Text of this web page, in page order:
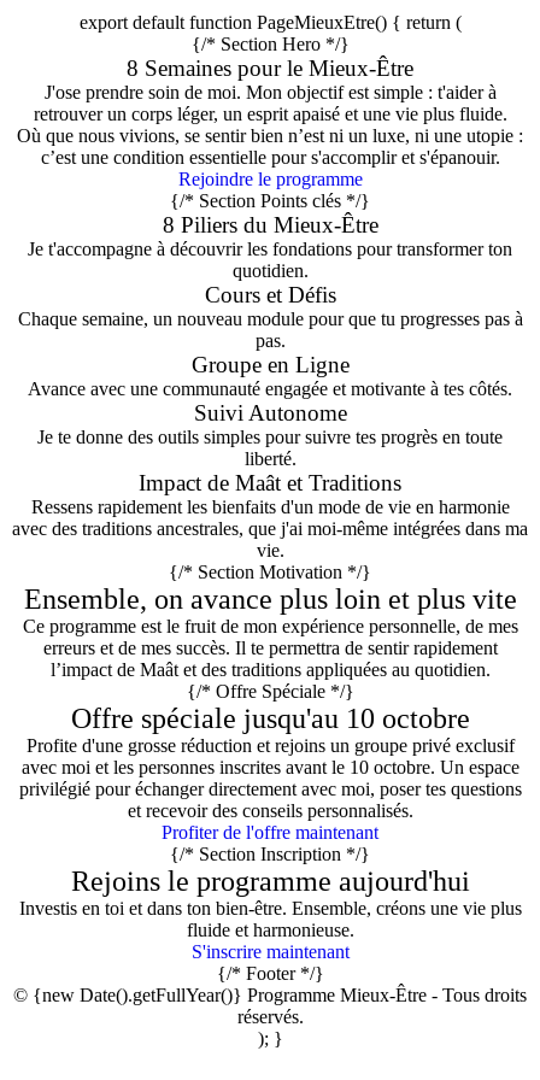
export default function PageMieuxEtre() { return (
{/* Section Hero */}
8 Semaines pour le Mieux-Être
J'ose prendre soin de moi. Mon objectif est simple : t'aider à
retrouver un corps léger, un esprit apaisé et une vie plus fluide.
Où que nous vivions, se sentir bien n’est ni un luxe, ni une utopie :
c’est une condition essentielle pour s'accomplir et s'épanouir.
Rejoindre le programme
{/* Section Points clés */}
8 Piliers du Mieux-Être
Je t'accompagne à découvrir les fondations pour transformer ton
quotidien.
Cours et Défis
Chaque semaine, un nouveau module pour que tu progresses pas à
pas.
Groupe en Ligne
Avance avec une communauté engagée et motivante à tes côtés.
Suivi Autonome
Je te donne des outils simples pour suivre tes progrès en toute
liberté.
Impact de Maât et Traditions
Ressens rapidement les bienfaits d'un mode de vie en harmonie
avec des traditions ancestrales, que j'ai moi-même intégrées dans ma
vie.
{/* Section Motivation */}
Ensemble, on avance plus loin et plus vite
Ce programme est le fruit de mon expérience personnelle, de mes
erreurs et de mes succès. Il te permettra de sentir rapidement
l’impact de Maât et des traditions appliquées au quotidien.
{/* Offre Spéciale */}
Offre spéciale jusqu'au 10 octobre
Profite d'une grosse réduction et rejoins un groupe privéexclusif
avec moi et les personnes inscrites avant le 10 octobre. Un espace
privilégié pour échanger directement avec moi, poser tes questions
et recevoir des conseils personnalisés.
Profiter de l'offre maintenant
{/* Section Inscription */}
Rejoins le programme aujourd'hui
Investis en toi et dans ton bien-être. Ensemble, créons une vie plus
fluide et harmonieuse.
S'inscrire maintenant
{/* Footer */}
© {new Date().getFullYear()} Programme Mieux-Être - Tous droits
réservés.
); }